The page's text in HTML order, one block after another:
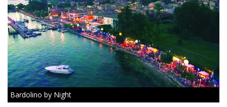
Bardolino by Night